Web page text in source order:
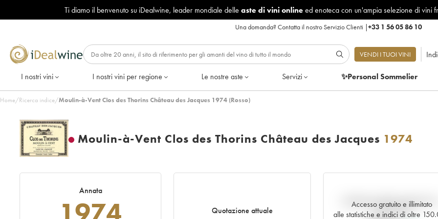
Ti diamo il benvenuto su iDealwine, leader mondiale delle aste di vini onlineed enoteca con un'ampia selezione di vini
Una domanda?Contatta il nostro Servizio Clienti |+33 1 56 05 86 10
VENDI I TUOI VINI
I nostri vini I nostri vini per regione Le nostre aste Servizi ✨Personal Sommelier
Home/Ricerca indice/Moulin-à-Vent Clos des Thorins Château des Jacques 1974 (Rosso)
Moulin-à-Vent Clos des Thorins Château des Jacques 1974
Annata
Quotazione attuale
Accesso gratuito e illimitato
alle statistiche e indici di oltre
Andamento della quotazione
tempo reale